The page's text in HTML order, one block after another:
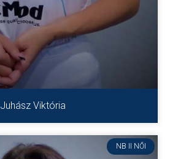
Juhász Viktória
NB II NŐI